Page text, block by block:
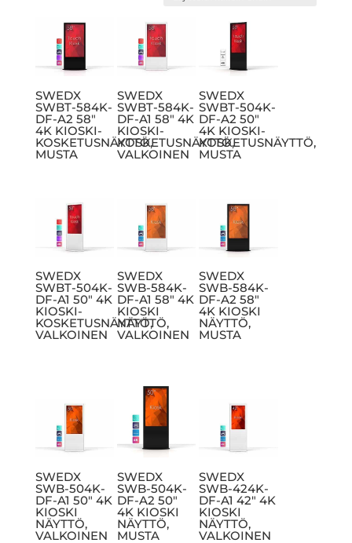
SWEDX
SWBT-584K-
DF-A2 58″
4K KIOSKI-
KOSKETUSNÄYTTÖ,
MUSTA
SWEDX
SWBT-584K-
DF-A1 58″ 4K
KIOSKI-
KOSKETUSNÄYTTÖ,
VALKOINEN
SWEDX
SWBT-504K-
DF-A2 50″
4K KIOSKI-
KOSKETUSNÄYTTÖ,
MUSTA
SWEDX
SWBT-504K-
DF-A1 50″ 4K
KIOSKI-
KOSKETUSNÄYTTÖ,
VALKOINEN
SWEDX
SWB-584K-
DF-A1 58″ 4K
KIOSKI
NÄYTTÖ,
VALKOINEN
SWEDX
SWB-584K-
DF-A2 58″
4K KIOSKI
NÄYTTÖ,
MUSTA
SWEDX
SWB-504K-
DF-A1 50″ 4K
KIOSKI
NÄYTTÖ,
VALKOINEN
SWEDX
SWB-504K-
DF-A2 50″
4K KIOSKI
NÄYTTÖ,
MUSTA
SWEDX
SWB-424K-
DF-A1 42″ 4K
KIOSKI
NÄYTTÖ,
VALKOINEN